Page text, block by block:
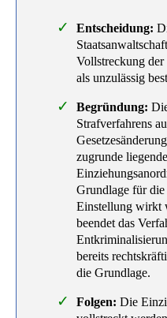
Entscheidung:
Vollstreckung
als unzulässig
Begründung:
Strafverfahrens
zugrunde
Grundlage für
Einstellung wirkt
beendet das
bereits
die Grundlage.
Folgen: Die